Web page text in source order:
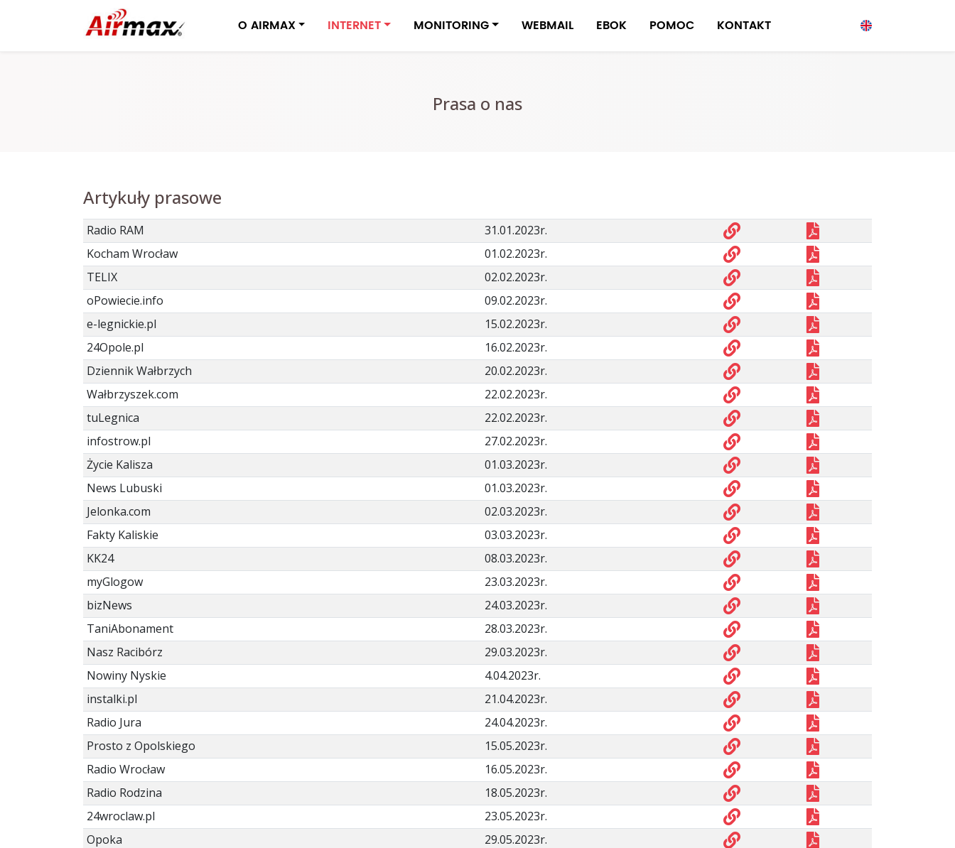
O AIRMAX INTERNET MONITORING WEBMAIL EBOK POMOC KONTAKT
Prasa o nas
Artykuły prasowe
Radio RAM
31.01.2023r.
Kocham Wrocław
01.02.2023r.
TELIX
02.02.2023r.
oPowiecie.info
09.02.2023r.
e-legnickie.pl
15.02.2023r.
24Opole.pl
16.02.2023r.
Dziennik Wałbrzych
20.02.2023r.
Wałbrzyszek.com
22.02.2023r.
tuLegnica
22.02.2023r.
infostrow.pl
27.02.2023r.
Życie Kalisza
01.03.2023r.
News Lubuski
01.03.2023r.
Jelonka.com
02.03.2023r.
Fakty Kaliskie
03.03.2023r.
KK24
08.03.2023r.
myGlogow
23.03.2023r.
bizNews
24.03.2023r.
TaniAbonament
28.03.2023r.
Nasz Racibórz
29.03.2023r.
Nowiny Nyskie
4.04.2023r.
instalki.pl
21.04.2023r.
Radio Jura
24.04.2023r.
Prosto z Opolskiego
15.05.2023r.
Radio Wrocław
16.05.2023r.
Radio Rodzina
18.05.2023r.
24wroclaw.pl
23.05.2023r.
Opoka
29.05.2023r.